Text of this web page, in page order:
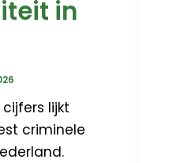
in
lijkt
criminele